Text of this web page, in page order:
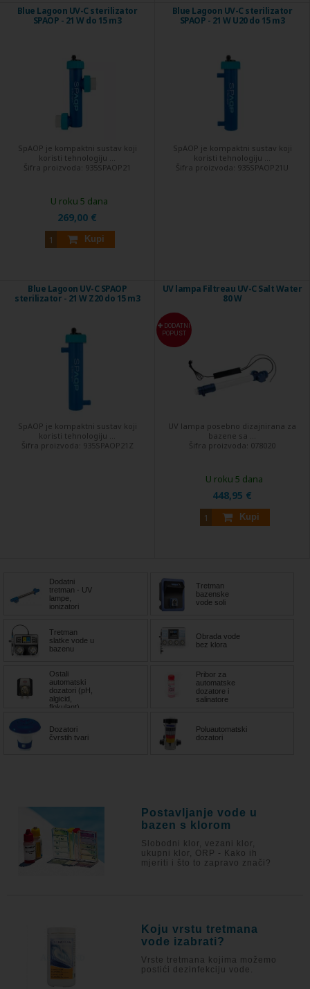
Blue Lagoon UV-C sterilizator
SPAOP - 21 W do 15 m3
SpAOP je kompaktni sustav koji
koristi tehnologiju ...
Šifra proizvoda: 935SPAOP21
269,00 €
Kupi
U roku 5 dana
Blue Lagoon UV-C sterilizator
SPAOP - 21 W U20 do 15 m3
SpAOP je kompaktni sustav koji
koristi tehnologiju ...
Šifra proizvoda: 935SPAOP21U
Blue Lagoon UV-C SPAOP
sterilizator - 21 W Z20 do 15 m3
SpAOP je kompaktni sustav koji
koristi tehnologiju ...
Šifra proizvoda: 935SPAOP21Z
UV lampa Filtreau UV-C Salt Water
80 W
DODATNI
POPUST
UV lampa posebno dizajnirana za
bazene sa ...
Šifra proizvoda: 078020
448,95 €
Kupi
U roku 5 dana
Dodatni
tretman - UV
lampe,
ionizatori
Tretman
bazenske
vode soli
Tretman
slatke vode u
bazenu
Obrada vode
bez klora
Ostali
automatski
dozatori (pH,
algicid,
flokulant)
Pribor za
automatske
dozatore i
salinatore
Dozatori
čvrstih tvari
Poluautomatski
dozatori
Postavljanje vode u
bazen s klorom
Slobodni klor, vezani klor,
ukupni klor, ORP - Kako ih
mjeriti i što to zapravo znači?
Koju vrstu tretmana
vode izabrati?
Vrste tretmana kojima možemo
postići dezinfekciju vode.